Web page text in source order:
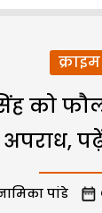
क्राइम
को
अपराध,
पांडे